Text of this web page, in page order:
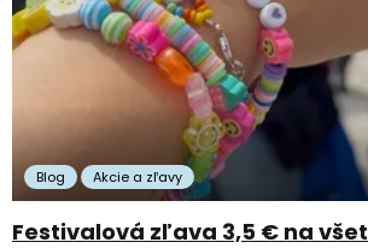
Blog Akcie a zľavy
Festivalová zľava 3,5 € na